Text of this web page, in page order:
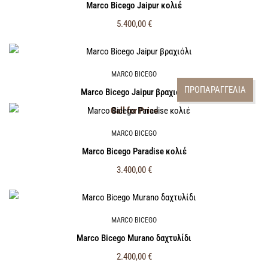
Marco Bicego Jaipur κολιέ
5.400,00€
ΠΡΟΠΑΡΑΓΓΕΛΙΑ
MARCO BICEGO
Marco Bicego Jaipur βραχιόλι
Call for Price
MARCO BICEGO
Marco Bicego Paradise κολιέ
3.400,00€
MARCO BICEGO
Marco Bicego Murano δαχτυλίδι
2.400,00€